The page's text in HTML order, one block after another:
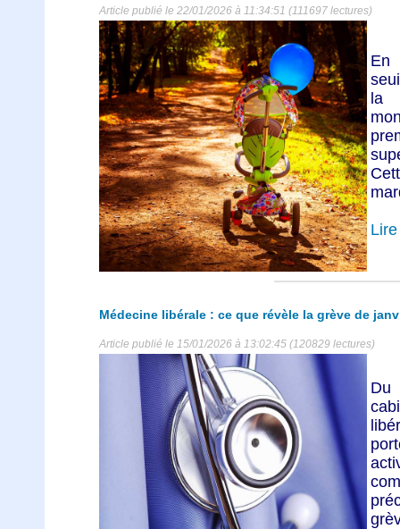
Article publié le 22/01/2026 à 11:34:51 (111697 lectures)
En
la
Médecine libérale : ce que révèle la grève de
Article publié le 15/01/2026 à 13:02:45 (120829 lectures)